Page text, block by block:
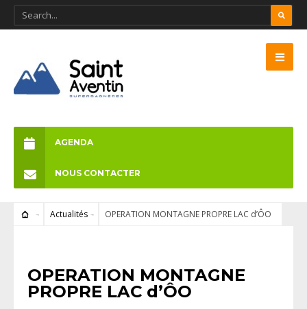
AGENDA
NOUS CONTACTER
Actualités OPERATION MONTAGNE PROPRE LAC d’ÔO
OPERATION MONTAGNE
PROPRE LAC d’ÔO